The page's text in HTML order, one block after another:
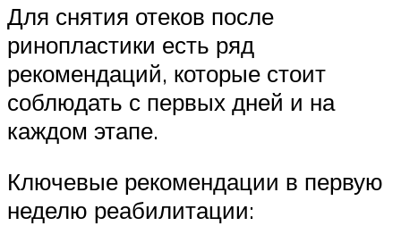
Для снятия отеков после
ринопластики есть ряд
рекомендаций, которые стоит
соблюдать с первых дней и на
каждом этапе.
Ключевые рекомендации в первую
неделю реабилитации: